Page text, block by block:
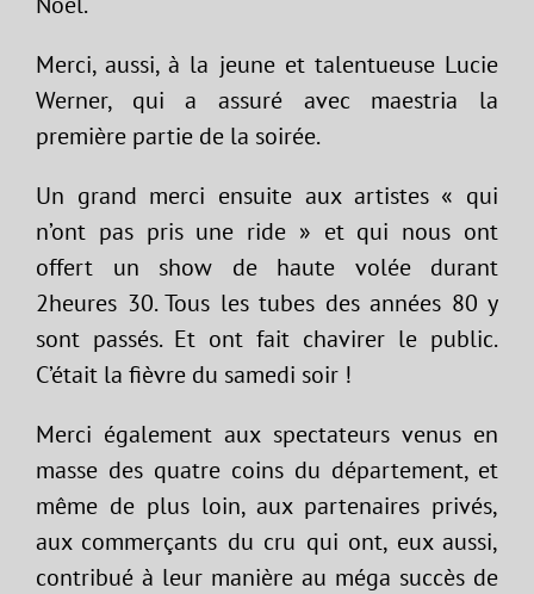
Merci, aussi, à la jeune et talentueuse Lucie
Werner, qui a assuré avec maestria la
première partie de la soirée.
Un grand merci ensuite aux artistes « qui
n’ont pas pris une ride » et qui nous ont
offert un show de haute volée durant
2heures 30. Tous les tubes des années 80 y
sont passés. Et ont fait chavirer le public.
C’était la fièvre du samedi soir !
Merci également aux spectateurs venus en
masse des quatre coins du département, et
même de plus loin, aux partenaires privés,
aux commerçants du cru qui ont, eux aussi,
contribué à leur manière au méga succès de